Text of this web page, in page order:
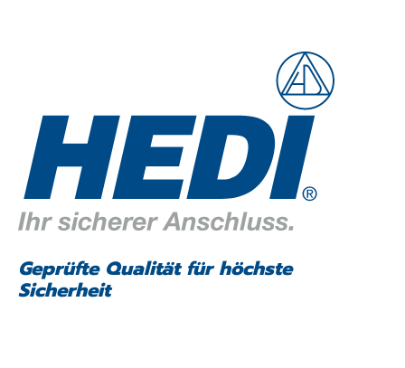
Geprüfte Qualität für höchste
Sicherheit